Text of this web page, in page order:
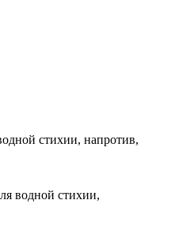
водной стихии,